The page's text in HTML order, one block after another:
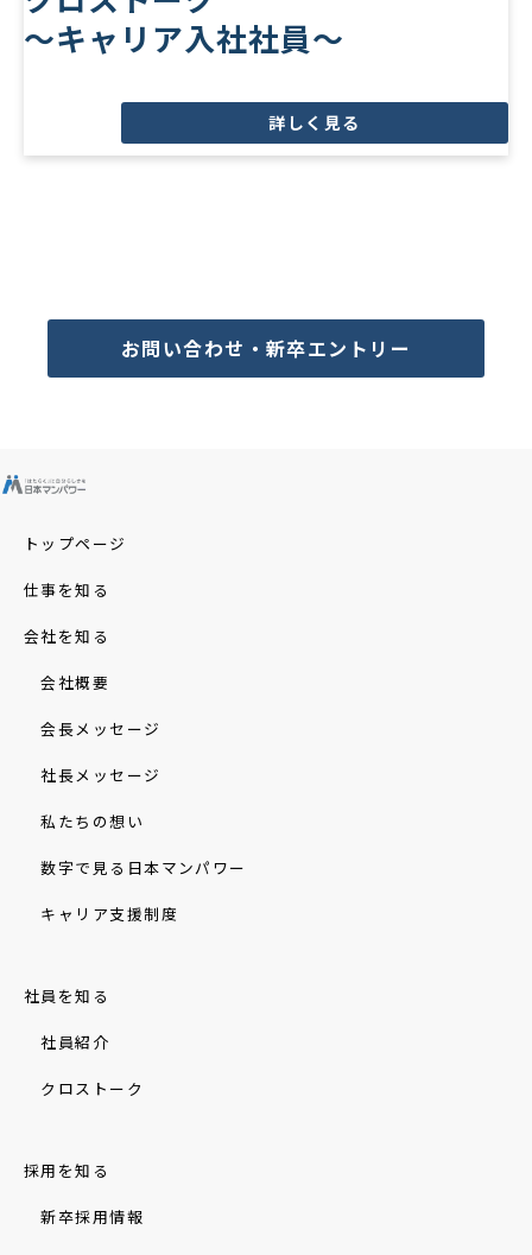
～キャリア入社社員～
詳しく見る
お問い合わせ・新卒エントリー
トップページ
仕事を知る
会社を知る
会社概要
会長メッセージ
社長メッセージ
私たちの想い
数字で見る日本マンパワー
キャリア支援制度
社員を知る
社員紹介
クロストーク
採用を知る
新卒採用情報